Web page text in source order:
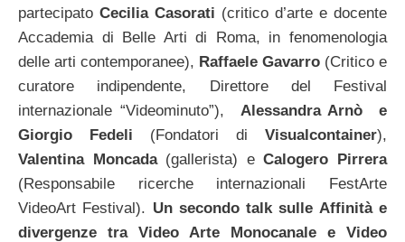
partecipato Cecilia Casorati (critico d’arte e docente
Accademia di Belle Arti di Roma, in fenomenologia
delle arti contemporanee), Raffaele Gavarro (Critico e
curatore indipendente, Direttore del Festival
internazionale “Videominuto”), Alessandra Arnò e
Giorgio Fedeli (Fondatori di Visualcontainer),
Valentina Moncada(gallerista) eCalogero Pirrera
(Responsabile ricerche internazionali FestArte
VideoArt Festival). Un secondo talk sulle Affinità e
divergenze tra Video Arte Monocanale e Video